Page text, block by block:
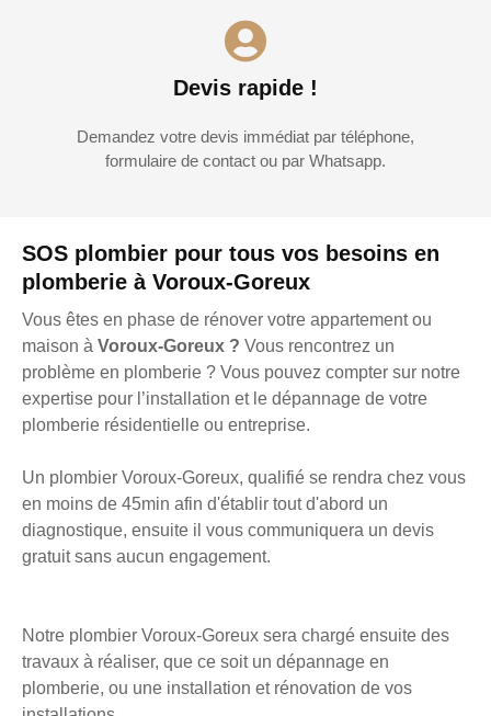
SOS plombier pour tous vos besoins en
plomberie à Voroux-Goreux
Vous êtes en phase de rénover votre appartement ou
maison à Voroux-Goreux ? Vous rencontrez un
problème en plomberie ? Vous pouvez compter sur notre
expertise pour l’installation et le dépannage de votre
plomberie résidentielle ou entreprise.
Un plombier Voroux-Goreux, qualifié se rendra chez vous
en moins de 45min afin d'établir tout d'abord un
diagnostique, ensuite il vous communiquera un devis
gratuit sans aucun engagement.
Notre plombier Voroux-Goreux sera chargé ensuite des
travaux à réaliser, que ce soit un dépannage en
plomberie, ou une installation et rénovation de vos
Devis rapide !
Demandez votre devis immédiat par téléphone,
formulaire de contact ou par Whatsapp.